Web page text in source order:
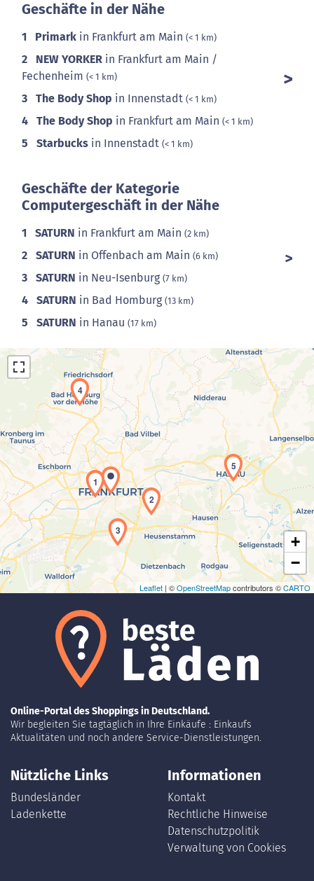
Geschäfte in der Nähe
1 Primark in Frankfurt am Main (< 1 km)
2 NEW YORKER in Frankfurt am Main /
Fechenheim (< 1 km)
3 The Body Shop in Innenstadt (< 1 km)
4 The Body Shop in Frankfurt am Main (< 1 km)
5 Starbucks in Innenstadt (< 1 km)
Geschäfte der Kategorie
Computergeschäft in der Nähe
1 SATURN in Frankfurt am Main (2 km)
2 SATURN in Offenbach am Main (6 km)
3 SATURN in Neu-Isenburg (7 km)
4 SATURN in Bad Homburg (13 km)
5 SATURN in Hanau (17 km)
Laden der Karte...
1
2
3
4
5
+
−
Leaflet | ©OpenStreetMapcontributors ©CARTO
Online-Portal des Shoppings in Deutschland.
Wir begleiten Sie tagtäglich in Ihre Einkäufe : Einkaufs
Aktualitäten und noch andere Service-Dienstleistungen.
Nützliche Links
Bundesländer
Ladenkette
Informationen
Kontakt
Rechtliche Hinweise
Datenschutzpolitik
Verwaltung von Cookies